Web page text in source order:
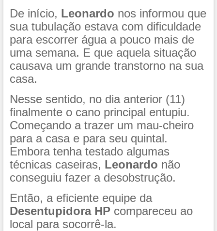
De início, Leonardo nos informou que
sua tubulação estava com dificuldade
para escorrer água a pouco mais de
uma semana. E que aquela situação
causava um grande transtorno na sua
casa.
Nesse sentido, no dia anterior (11)
finalmente o cano principal entupiu.
Começando a trazer um mau-cheiro
para a casa e para seu quintal.
Embora tenha testado algumas
técnicas caseiras, Leonardo não
conseguiu fazer a desobstrução.
Então, a eficiente equipe da
Desentupidora HPcompareceu ao
local para socorrê-la.